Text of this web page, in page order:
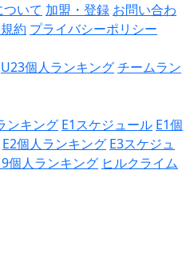
ついて 加盟・登録 お問い合わ
約 プライバシーポリシー
U23個人ランキングチームラン
ンキング E1スケジュール E1個
E2個人ランキング E3スケジュ
個人ランキング ヒルクライム